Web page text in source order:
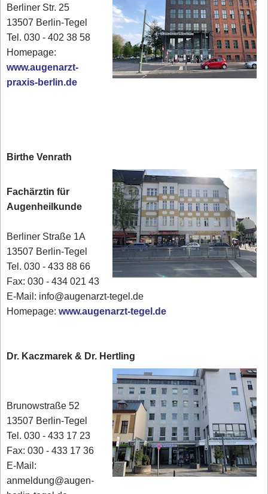
Berliner Str. 25
13507 Berlin-Tegel
Tel. 030 - 402 38 58
Homepage:
www.augenarzt-
praxis-berlin.de
Birthe Venrath
Fachärztin für
Augenheilkunde
Berliner Straße 1A
13507 Berlin-Tegel
Tel. 030 - 433 88 66
Fax: 030 - 434 021 43
E-Mail: info@augenarzt-tegel.de
Homepage:www.augenarzt-tegel.de
Dr. Kaczmarek & Dr. Hertling
Brunowstraße 52
13507 Berlin-Tegel
Tel. 030 - 433 17 23
Fax: 030 - 433 17 36
E-Mail:
anmeldung@augen-